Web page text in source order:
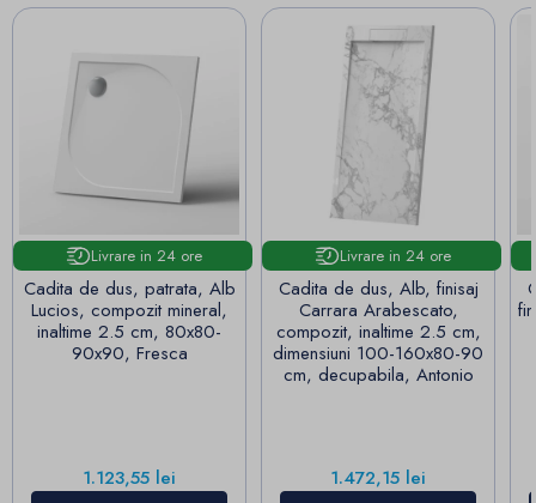
Livrare in 24 ore
Cadita de dus, patrata, Alb
Lucios, compozit mineral,
inaltime 2.5 cm, 80x80-
90x90, Fresca
Pret
1.123,55 lei
Livrare in 24 ore
Cadita de dus, Alb, finisaj
Carrara Arabescato,
compozit, inaltime 2.5 cm,
dimensiuni 100-160x80-90
cm, decupabila, Antonio
Pret
1.472,15 lei